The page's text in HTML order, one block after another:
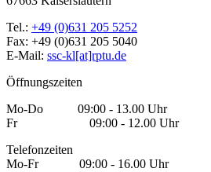
Tel.: +49 (0)631 205 5252
Fax: +49 (0)631 205 5040
E-Mail: ssc-kl[at]rptu.de
Öffnungszeiten
Mo-Do 09:00 - 13.00 Uhr
Fr 09:00 - 12.00 Uhr
Telefonzeiten
Mo-Fr 09:00 - 16.00 Uhr